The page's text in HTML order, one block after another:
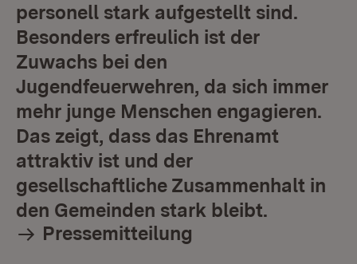
personell stark aufgestellt sind.
Besonders erfreulich ist der
Zuwachs bei den
Jugendfeuerwehren, da sich immer
mehr junge Menschen engagieren.
Das zeigt, dass das Ehrenamt
attraktiv ist und der
gesellschaftliche Zusammenhalt in
den Gemeinden stark bleibt.
Pressemitteilung